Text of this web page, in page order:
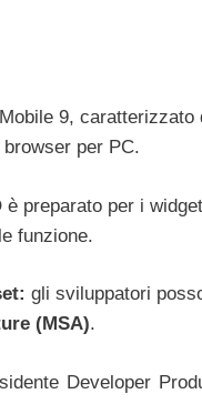
9,
per PC.
è preparato per i
funzione.
gli sviluppatori
(MSA).
Developer